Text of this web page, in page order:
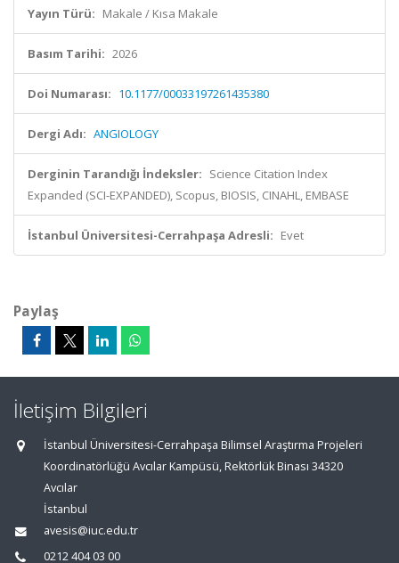
Yayın Türü: Makale / Kısa Makale
Basım Tarihi: 2026
Doi Numarası: 10.1177/00033197261435380
Dergi Adı: ANGIOLOGY
Derginin Tarandığı İndeksler: Science Citation Index
Expanded (SCI-EXPANDED), Scopus, BIOSIS, CINAHL, EMBASE
İstanbul Üniversitesi-Cerrahpaşa Adresli: Evet
Paylaş
İletişim Bilgileri
İstanbul Üniversitesi-Cerrahpaşa Bilimsel Araştırma Projeleri
Koordinatörlüğü Avcılar Kampüsü, Rektörlük Binası 34320
Avcılar
İstanbul
avesis@iuc.edu.tr
0212 404 03 00